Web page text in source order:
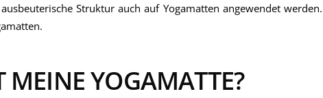
Struktur auch auf Yogamatten angewendet werden.
MEINE YOGAMATTE?